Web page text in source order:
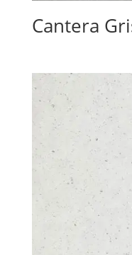
Cantera